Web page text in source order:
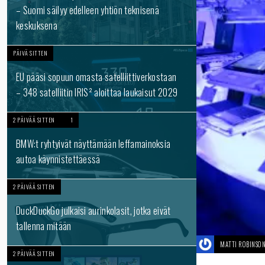
– Suomi säilyy edelleen yhtiön teknisenä
keskuksena
PÄIVÄ SITTEN
EU pääsi sopuun omasta satelliittiverkostaan
– 348 satelliitin IRIS² aloittaa laukaisut 2029
2 PÄIVÄÄ SITTEN 1
BMW:t ryhtyivät näyttämään leffamainoksia
autoa käynnistettäessä
2 PÄIVÄÄ SITTEN
DuckDuckGo julkaisi aurinkolasit, jotka eivät
tallenna mitään
2 PÄIVÄÄ SITTEN
MATTI ROBINSON